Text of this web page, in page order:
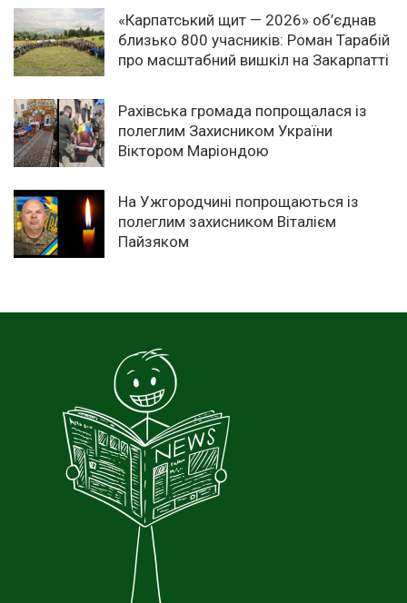
«Карпатський щит — 2026» об’єднав
близько 800 учасників: Роман Тарабій
про масштабний вишкіл на Закарпатті
Рахівська громада попрощалася із
полеглим Захисником України
Віктором Маріондою
На Ужгородчині попрощаються із
полеглим захисником Віталієм
Пайзяком